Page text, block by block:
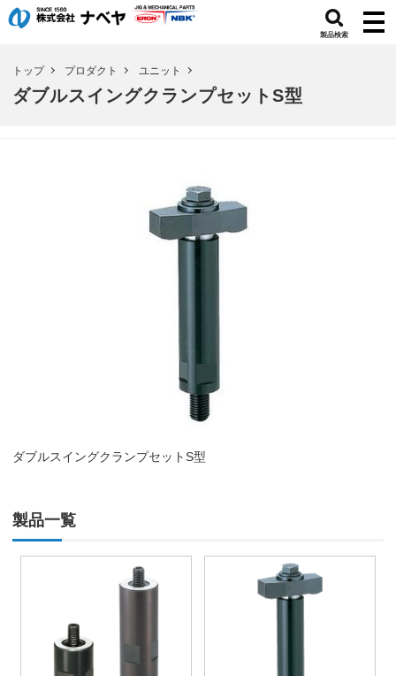
製品検索
トップ プロダクト ユニット
ダブルスイングクランプセットS型
ダブルスイングクランプセットS型
製品一覧